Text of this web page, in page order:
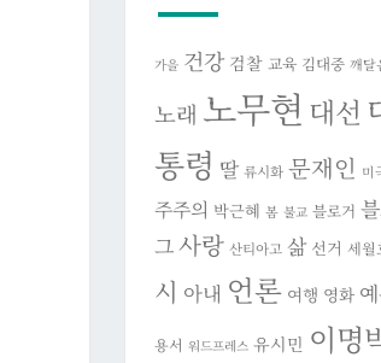
가을 건강 검찰 교육 김대중 깨달
노래 노무현 대선
통령 딸 류시화 문재인 미
주주의 박근혜 봄 불교 블로거
그사랑 산티아고 삶 선거 세월
시 아내 언론 여행 영화
용서 워드프레스 유시민 이명